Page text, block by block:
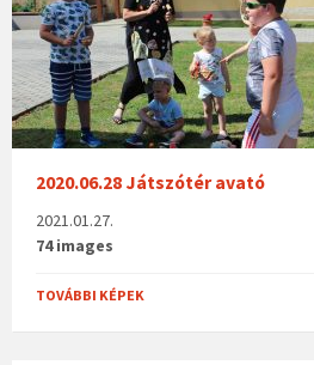
2020.06.28 Játszótér avató
2021.01.27.
74 images
TOVÁBBI KÉPEK